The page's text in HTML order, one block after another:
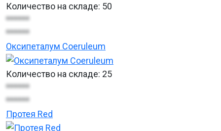
Количество на складе: 50
******
******
Оксипеталум Coeruleum
Количество на складе: 25
******
******
Протея Red